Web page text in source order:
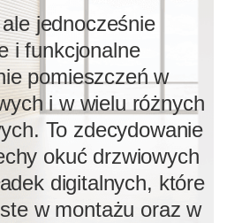
jednocześnie
i funkcjonalne
pomieszczeń w
i w wielu różnych
To zdecydowanie
okuć drzwiowych
digitalnych, które
w montażu oraz w